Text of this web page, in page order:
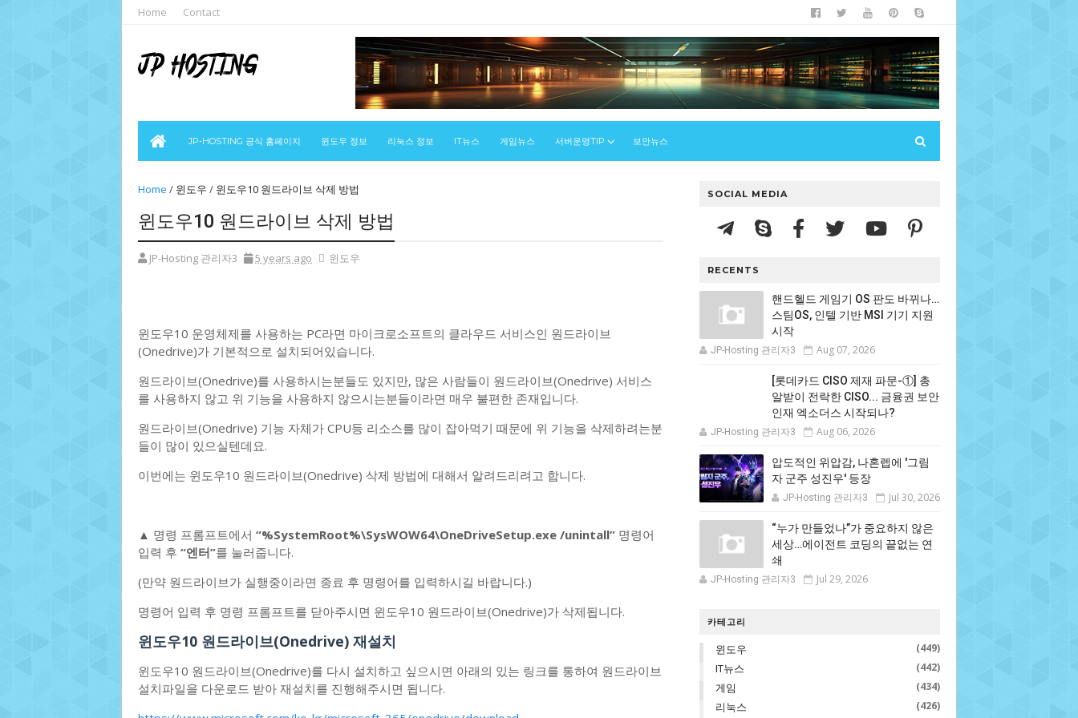
Home Contact
JP-HOSTING 공식 홈페이지 윈도우 정보 리눅스 정보 IT뉴스 게임뉴스 서버운영TIP 보안뉴스
Home / 윈도우 / 윈도우10 원드라이브 삭제 방법
윈도우10 원드라이브 삭제 방법
JP-Hosting 관리자3 5 years ago 윈도우
윈도우10 운영체제를 사용하는 PC라면 마이크로소프트의 클라우드 서비스인 원드라이브
(Onedrive)가 기본적으로 설치되어있습니다.
원드라이브(Onedrive)를 사용하시는분들도 있지만, 많은 사람들이 원드라이브(Onedrive) 서비스
를 사용하지 않고 위 기능을 사용하지 않으시는분들이라면 매우 불편한 존재입니다.
원드라이브(Onedrive) 기능 자체가 CPU등 리소스를 많이 잡아먹기 때문에 위 기능을 삭제하려는분
들이 많이 있으실텐데요.
이번에는 윈도우10 원드라이브(Onedrive) 삭제 방법에 대해서 알려드리려고 합니다.
▲ 명령 프롬프트에서 “%SystemRoot%\SysWOW64\OneDriveSetup.exe /unintall” 명령어
입력 후 “엔터”를 눌러줍니다.
(만약 원드라이브가 실행중이라면 종료 후 명령어를 입력하시길 바랍니다.)
명령어 입력 후 명령 프롬프트를 닫아주시면 윈도우10 원드라이브(Onedrive)가 삭제됩니다.
윈도우10 원드라이브(Onedrive) 재설치
윈도우10 원드라이브(Onedrive)를 다시 설치하고 싶으시면 아래의 있는 링크를 통하여 원드라이브
설치파일을 다운로드 받아 재설치를 진행해주시면 됩니다.
SOCIAL MEDIA
RECENTS
핸드헬드 게임기 OS 판도 바뀌나…
스팀OS, 인텔 기반 MSI 기기 지원
시작
JP-Hosting 관리자3 Aug 07, 2026
[롯데카드 CISO 제재 파문-①] 총
알받이 전락한 CISO... 금융권 보안
인재 엑소더스 시작되나?
JP-Hosting 관리자3 Aug 06, 2026
압도적인 위압감, 나혼렙에 '그림
자 군주 성진우' 등장
JP-Hosting 관리자3 Jul 30, 2026
“누가 만들었나”가 중요하지 않은
세상…에이전트 코딩의 끝없는 연
쇄
JP-Hosting 관리자3 Jul 29, 2026
카테고리
윈도우 (449)
IT뉴스 (442)
게임 (434)
리눅스 (426)